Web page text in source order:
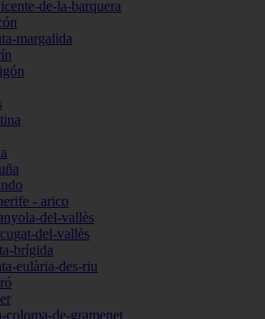
de-la-barquera
margalida
- arico
del-vallès
del-vallès
brígida
eulària-des-riu
coloma-de-gramenet